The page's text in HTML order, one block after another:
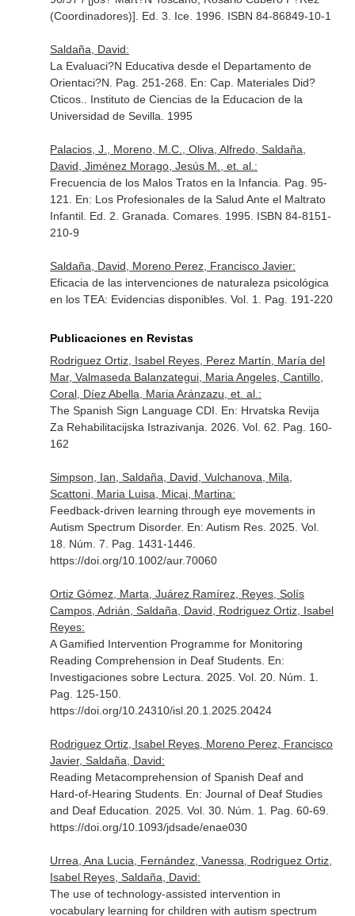
(Coordinadores)] . Ed. 3. Ice. 1996. ISBN 84-86849-10-1
Saldaña, David:
La Evaluaci?N Educativa desde el Departamento de
Orientaci?N. Pag. 251-268. En: Cap. Materiales Did?
Cticos.
. Instituto de Ciencias de la Educacion de la
Universidad de Sevilla. 1995
Palacios, J., Moreno, M.C., Oliva, Alfredo, Saldaña,
David, Jiménez Morago, Jesús M., et. al.:
Frecuencia de los Malos Tratos en la Infancia. Pag. 95-
121. En: Los Profesionales de la Salud Ante el Maltrato
Infantil. Ed. 2. Granada. Comares. 1995. ISBN 84-8151-
210-9
Saldaña, David, Moreno Perez, Francisco Javier:
Eficacia de las intervenciones de naturaleza psicológica
en los TEA: Evidencias disponibles. Vol. 1. Pag. 191-220
Publicaciones en Revistas
Rodriguez Ortiz, Isabel Reyes, Perez Martín, María del
Mar, Valmaseda Balanzategui, Maria Angeles, Cantillo,
Coral, Díez Abella, Maria Aránzazu, et. al.:
The Spanish Sign Language CDI. En: Hrvatska Revija
Za Rehabilitacijska Istrazivanja . 2026. Vol. 62. Pag. 160-
162
Simpson, Ian, Saldaña, David, Vulchanova, Mila,
Scattoni, Maria Luisa, Micai, Martina:
Feedback-driven learning through eye movements in
Autism Spectrum Disorder. En: Autism Res. 2025. Vol.
18. Núm. 7. Pag. 1431-1446.
https://doi.org/10.1002/aur.70060
Ortiz Gómez, Marta, Juárez Ramírez, Reyes, Solís
Campos, Adrián, Saldaña, David, Rodriguez Ortiz, Isabel
Reyes:
A Gamified Intervention Programme for Monitoring
Reading Comprehension in Deaf Students. En:
Investigaciones sobre Lectura . 2025. Vol. 20. Núm. 1.
Pag. 125-150.
https://doi.org/10.24310/isl.20.1.2025.20424
Rodriguez Ortiz, Isabel Reyes, Moreno Perez, Francisco
Javier, Saldaña, David:
Reading Metacomprehension of Spanish Deaf and
Hard-of-Hearing Students. En: Journal of Deaf Studies
and Deaf Education . 2025. Vol. 30. Núm. 1. Pag. 60-69.
https://doi.org/10.1093/jdsade/enae030
Urrea, Ana Lucia, Fernández, Vanessa, Rodriguez Ortiz,
Isabel Reyes, Saldaña, David:
The use of technology-assisted intervention in
vocabulary learning for children with autism spectrum